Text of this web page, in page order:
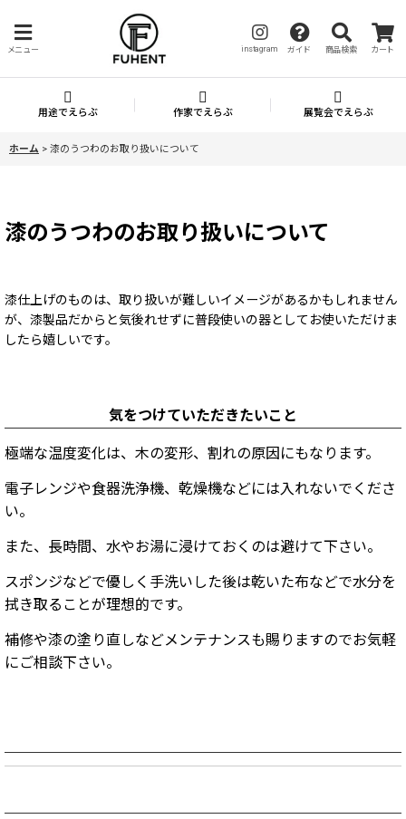
メニュー instagram ガイド 商品検索 カート
用途でえらぶ 作家でえらぶ 展覧会でえらぶ
ホーム > 漆のうつわのお取り扱いについて
漆のうつわのお取り扱いについて
漆仕上げのものは、取り扱いが難しいイメージがあるかもしれません
が、漆製品だからと気後れせずに普段使いの器としてお使いただけま
したら嬉しいです。
気をつけていただきたいこと
極端な温度変化は、木の変形、割れの原因にもなります。
電子レンジや食器洗浄機、乾燥機などには入れないでくださ
い。
また、長時間、水やお湯に浸けておくのは避けて下さい。
スポンジなどで優しく手洗いした後は乾いた布などで水分を
拭き取ることが理想的です。
補修や漆の塗り直しなどメンテナンスも賜りますのでお気軽
にご相談下さい。